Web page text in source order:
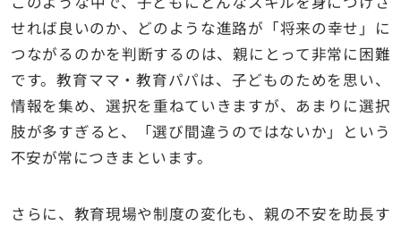
せれば良いのか、どのような進路が「将来の幸せ」に
つながるのかを判断するのは、親にとって非常に困難
です。教育ママ・教育パパは、子どものためを思い、
情報を集め、選択を重ねていきますが、あまりに選択
肢が多すぎると、「選び間違うのではないか」という
不安が常につきまといます。
さらに、教育現場や制度の変化も、親の不安を助長す